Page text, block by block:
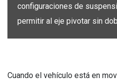
configuraciones de
permitir al eje pivotar sin
Cuando el vehículo está en